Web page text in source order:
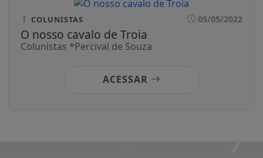
COLUNISTAS 05/05/2022
O nosso cavalo de Troia
Colunistas *Percival de Souza
ACESSAR